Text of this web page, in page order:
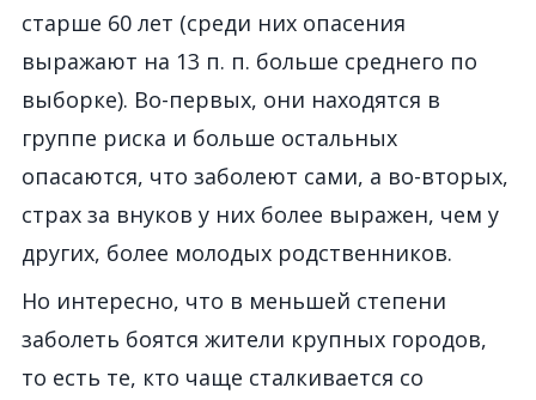
старше 60 лет (среди них опасения
выражают на 13 п. п. больше среднего по
выборке). Во-первых, они находятся в
группе риска и больше остальных
опасаются, что заболеют сами, а во-вторых,
страх за внуков у них более выражен, чем у
других, более молодых родственников.
Но интересно, что в меньшей степени
заболеть боятся жители крупных городов,
то есть те, кто чаще сталкивается со